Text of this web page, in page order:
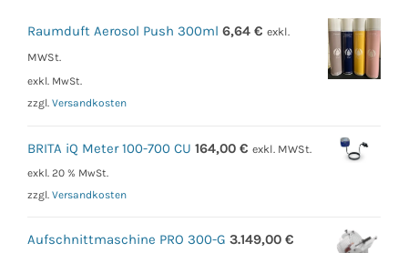
Raumduft Aerosol Push 300ml 6,64 € exkl.
MWSt.
exkl. MwSt.
zzgl. Versandkosten
BRITA iQ Meter 100-700 CU 164,00 € exkl. MWSt.
exkl. 20 % MwSt.
zzgl. Versandkosten
Aufschnittmaschine PRO 300-G 3.149,00 €